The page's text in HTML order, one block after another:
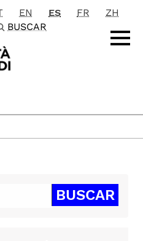
principale
EN ES FR
ZH
BUSCAR